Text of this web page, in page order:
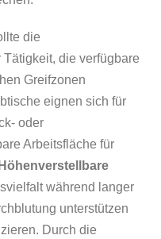
die
die verfügbare
Greifzonen
eignen sich für
oder
Arbeitsfläche für
Höhenverstellbare
während langer
unterstützen
Durch die